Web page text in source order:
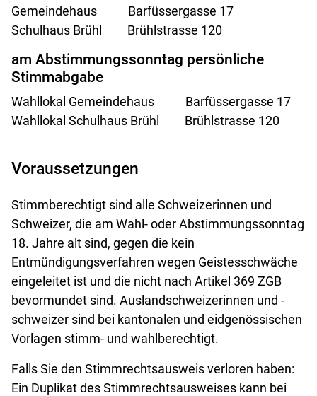
Gemeindehaus Barfüssergasse 17
Schulhaus Brühl Brühlstrasse 120
am Abstimmungssonntag persönliche
Stimmabgabe
Wahllokal Gemeindehaus Barfüssergasse 17
Wahllokal Schulhaus Brühl Brühlstrasse 120
Voraussetzungen
Stimmberechtigt sind alle Schweizerinnen und
Schweizer, die am Wahl- oder Abstimmungssonntag
18. Jahre alt sind, gegen die kein
Entmündigungsverfahren wegen Geistesschwäche
eingeleitet ist und die nicht nach Artikel 369 ZGB
bevormundet sind. Auslandschweizerinnen und -
schweizer sind bei kantonalen und eidgenössischen
Vorlagen stimm- und wahlberechtigt.
Falls Sie den Stimmrechtsausweis verloren haben:
Ein Duplikat des Stimmrechtsausweises kann bei